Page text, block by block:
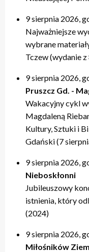
9 sierpnia 2026,
Najważniejsze
wybrane
Tczew (wydanie
9 sierpnia 2026,
Pruszcz Gd. -
Wakacyjny cykl
Magdaleną
Kultury, Sztuki i
Gdański (7
9 sierpnia 2026,
Nieboskłonni
Jubileuszowy
istnienia, który
(2024)
9 sierpnia 2026,
Miłośników